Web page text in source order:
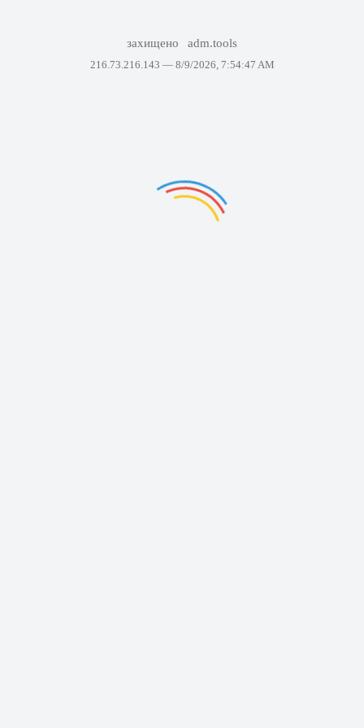
захищено adm.tools
216.73.216.143 — 8/9/2026, 7:54:47 AM